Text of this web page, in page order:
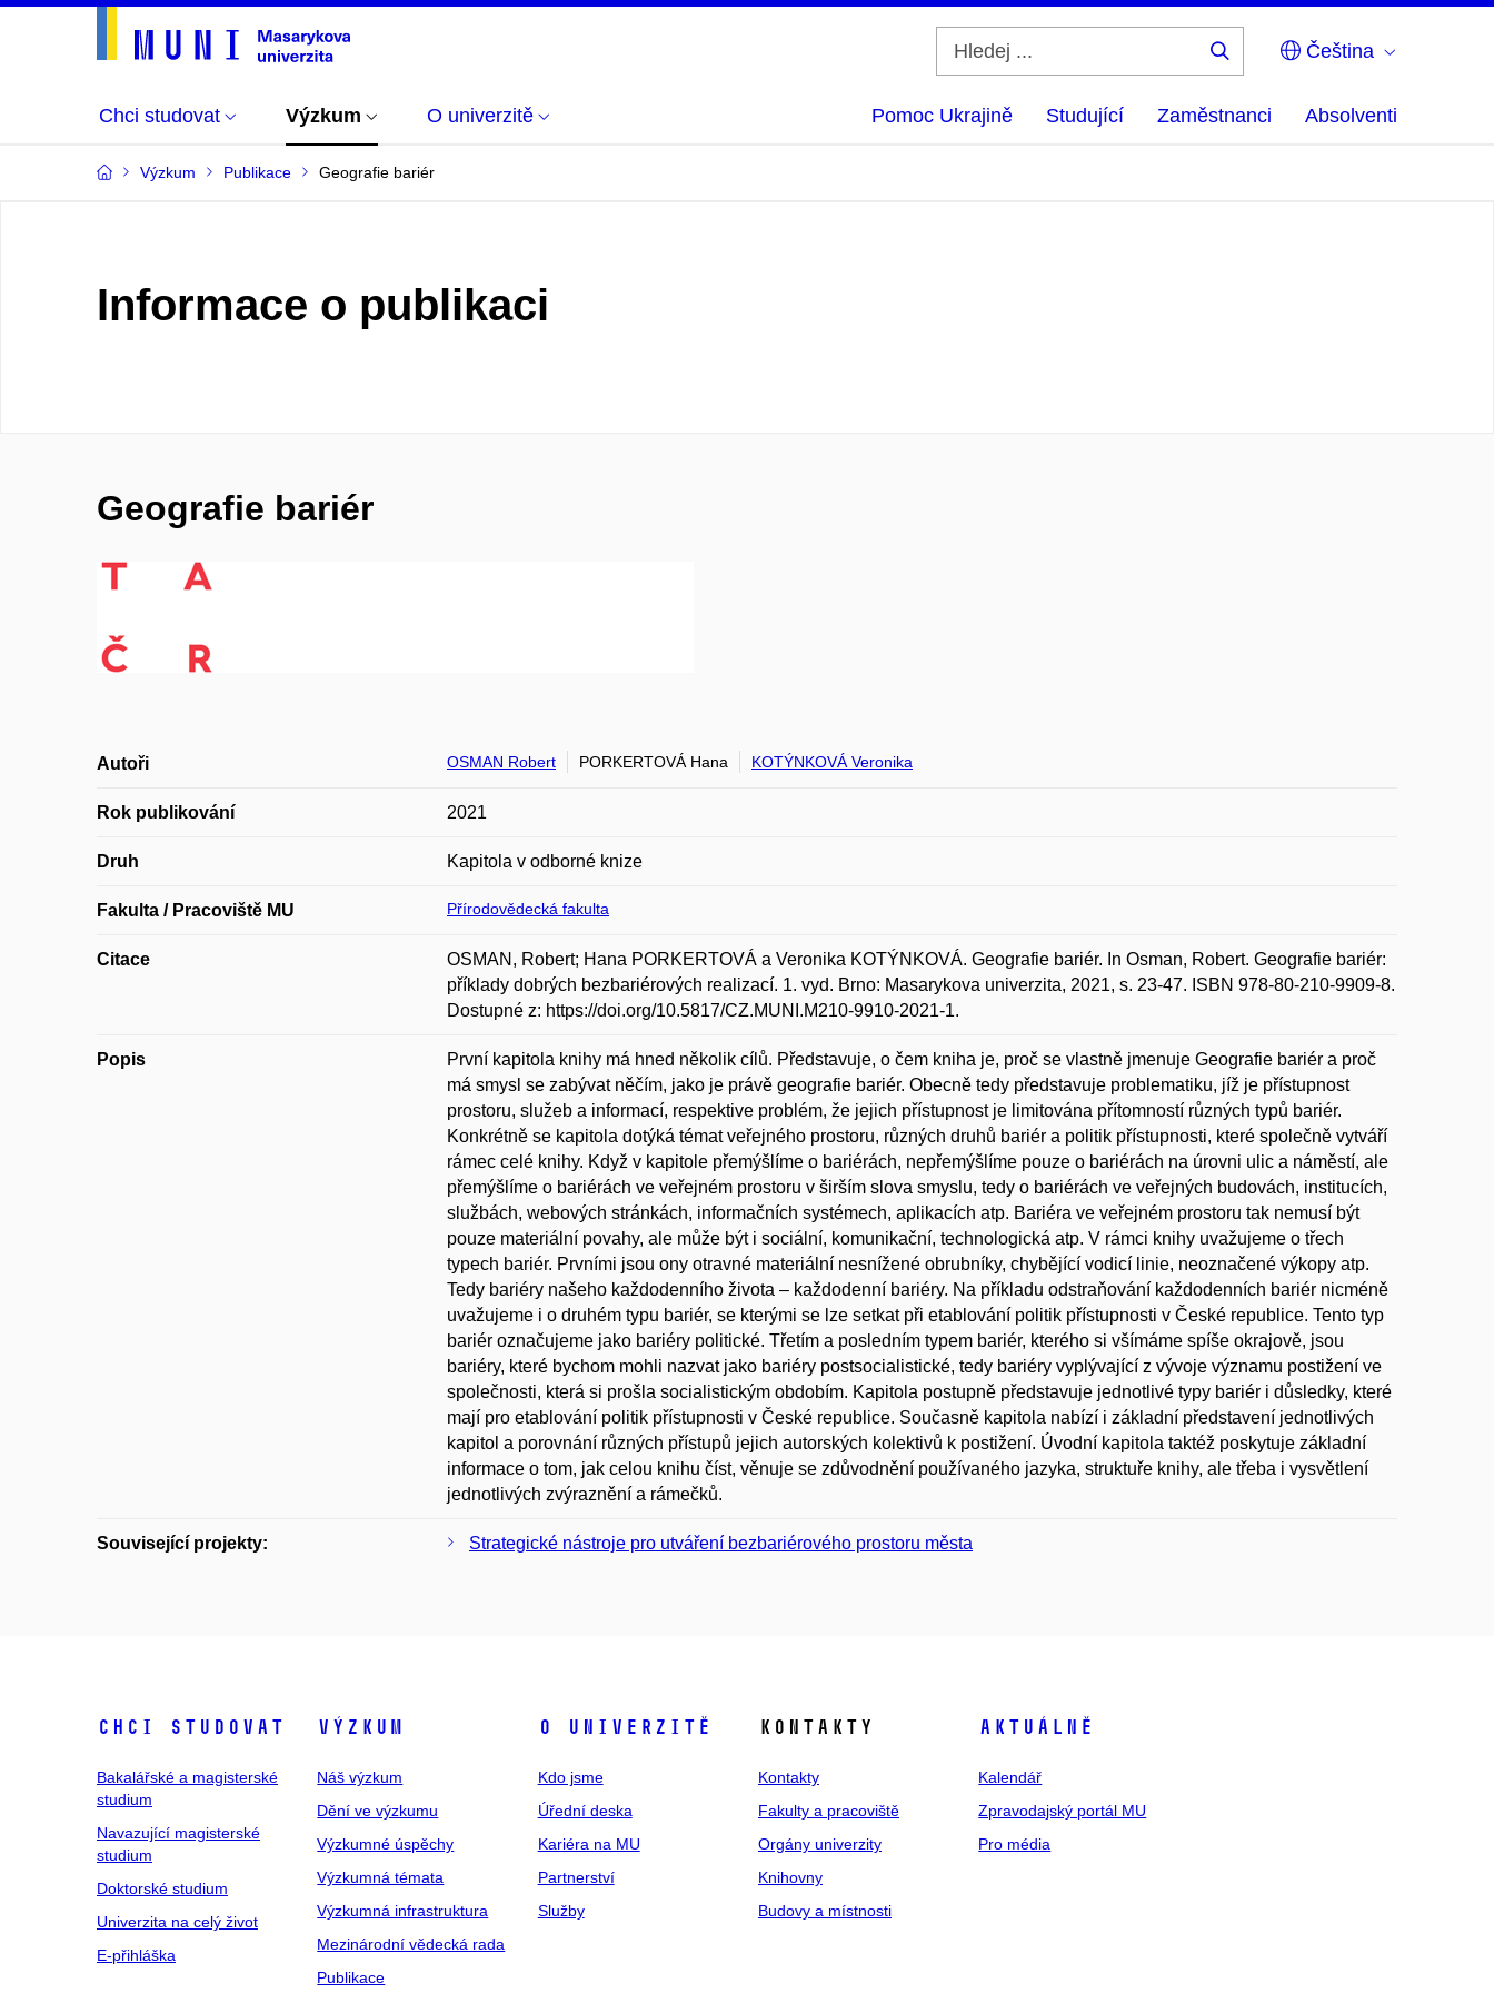
Čeština
Chci studovat Výzkum O univerzitě Pomoc Ukrajině Studující Zaměstnanci Absolventi
Výzkum Publikace Geografie bariér
Informace o publikaci
Geografie bariér
Autoři OSMAN Robert PORKERTOVÁ Hana KOTÝNKOVÁ Veronika
Rok publikování 2021
Druh Kapitola v odborné knize
Fakulta / Pracoviště MU Přírodovědecká fakulta
Citace
OSMAN, Robert; Hana PORKERTOVÁ a Veronika KOTÝNKOVÁ. Geografie bariér. In Osman, Robert. Geografie bariér:
příklady dobrých bezbariérových realizací. 1. vyd. Brno: Masarykova univerzita, 2021, s. 23-47. ISBN 978-80-210-9909-8.
Dostupné z: https://doi.org/10.5817/CZ.MUNI.M210-9910-2021-1.
Popis
První kapitola knihy má hned několik cílů. Představuje, o čem kniha je, proč se vlastně jmenuje Geografie bariér a proč
má smysl se zabývat něčím, jako je právě geografie bariér. Obecně tedy představuje problematiku, jíž je přístupnost
prostoru, služeb a informací, respektive problém, že jejich přístupnost je limitována přítomností různých typů bariér.
Konkrétně se kapitola dotýká témat veřejného prostoru, různých druhů bariér a politik přístupnosti, které společně vytváří
rámec celé knihy. Když v kapitole přemýšlíme o bariérách, nepřemýšlíme pouze o bariérách na úrovni ulic a náměstí, ale
přemýšlíme o bariérách ve veřejném prostoru v širším slova smyslu, tedy o bariérách ve veřejných budovách, institucích,
službách, webových stránkách, informačních systémech, aplikacích atp. Bariéra ve veřejném prostoru tak nemusí být
pouze materiální povahy, ale může být i sociální, komunikační, technologická atp. V rámci knihy uvažujeme o třech
typech bariér. Prvními jsou ony otravné materiální nesnížené obrubníky, chybějící vodicí linie, neoznačené výkopy atp.
Tedy bariéry našeho každodenního života – každodenní bariéry. Na příkladu odstraňování každodenních bariér nicméně
uvažujeme i o druhém typu bariér, se kterými se lze setkat při etablování politik přístupnosti v České republice. Tento typ
bariér označujeme jako bariéry politické. Třetím a posledním typem bariér, kterého si všímáme spíše okrajově, jsou
bariéry, které bychom mohli nazvat jako bariéry postsocialistické, tedy bariéry vyplývající z vývoje významu postižení ve
společnosti, která si prošla socialistickým obdobím. Kapitola postupně představuje jednotlivé typy bariér i důsledky, které
mají pro etablování politik přístupnosti v České republice. Současně kapitola nabízí i základní představení jednotlivých
kapitol a porovnání různých přístupů jejich autorských kolektivů k postižení. Úvodní kapitola taktéž poskytuje základní
informace o tom, jak celou knihu číst, věnuje se zdůvodnění používaného jazyka, struktuře knihy, ale třeba i vysvětlení
jednotlivých zvýraznění a rámečků.
Související projekty: Strategické nástroje pro utváření bezbariérového prostoru města
Chci studovat
Bakalářské a magisterské
studium
Navazující magisterské
studium
Doktorské studium
Univerzita na celý život
E-přihláška
Výzkum
Náš výzkum
Dění ve výzkumu
Výzkumné úspěchy
Výzkumná témata
Výzkumná infrastruktura
Mezinárodní vědecká rada
Publikace
O univerzitě
Kdo jsme
Úřední deska
Kariéra na MU
Partnerství
Služby
Kontakty
Kontakty
Fakulty a pracoviště
Orgány univerzity
Knihovny
Budovy a místnosti
Aktuálně
Kalendář
Zpravodajský portál MU
Pro média